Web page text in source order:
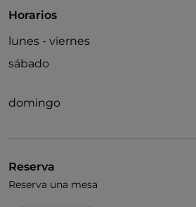
Horarios
lunes - viernes
sábado
domingo
Reserva
Reserva una mesa